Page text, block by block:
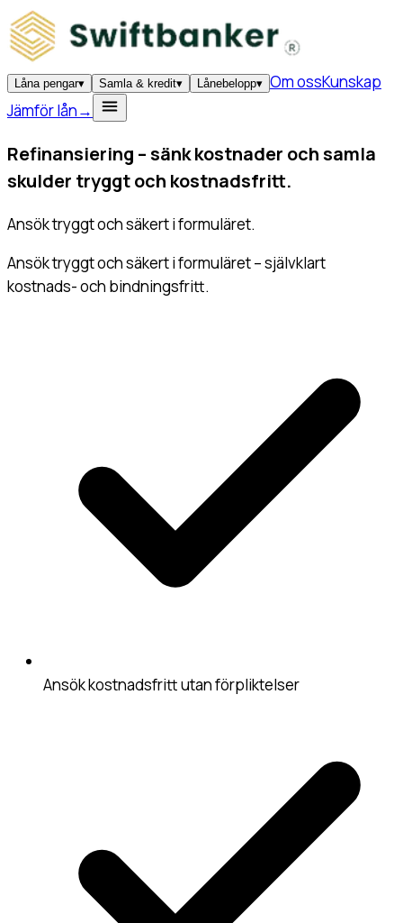
Låna pengar▾ Samla & kredit▾ Lånebelopp▾ Om ossKunskap
Jämför lån→
Refinansiering –sänk kostnader och samla
skulder tryggt och kostnadsfritt.
Ansök tryggt och säkert i formuläret.
Ansök tryggt och säkert i formuläret – självklart
kostnads- och bindningsfritt.
Ansök kostnadsfritt utan förpliktelser